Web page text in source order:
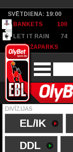
SVĒTDIENA: 19:00
BANKETS
100
LET IT RAIN
74
SC MEŽAPARKS
DIVĪZIJAS
EL/IK
DDL